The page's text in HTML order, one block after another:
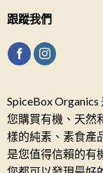
跟蹤我們
SpiceBox
您購買有機、天然
樣的純素、素食產
是您值得信賴的有